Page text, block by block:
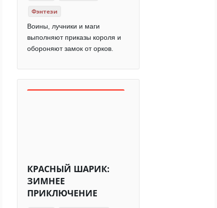
Фэнтези
Воины, лучники и маги
выполняют приказы короля и
обороняют замок от орков.
КРАСНЫЙ ШАРИК:
ЗИМНЕЕ
ПРИКЛЮЧЕНИЕ